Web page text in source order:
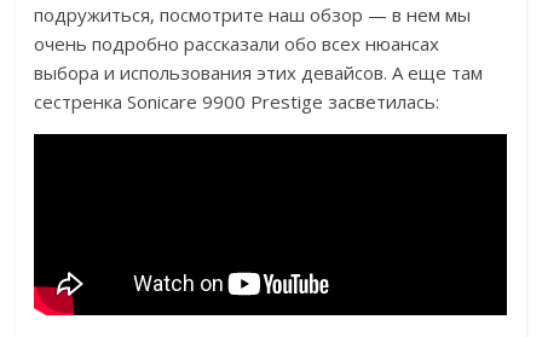
подружиться, посмотрите наш обзор — в нем мы
очень подробно рассказали обо всех нюансах
выбора и использования этих девайсов. А еще там
сестренка Sonicare 9900 Prestige засветилась: